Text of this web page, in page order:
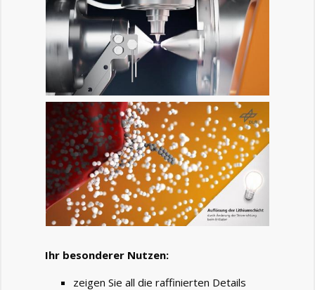
Ihr besonderer Nutzen:
zeigen Sie all die raffinierten Details